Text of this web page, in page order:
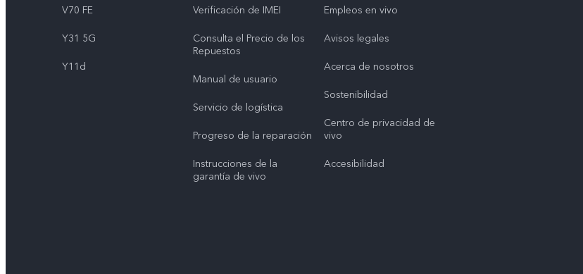
V70 FE
Y31 5G
Y11d
Verificación de IMEI
Consulta el Precio de los
Repuestos
Manual de usuario
Servicio de logística
Progreso de la reparación
Instrucciones de la
garantía de vivo
Empleos en vivo
Avisos legales
Acerca de nosotros
Sostenibilidad
Centro de privacidad de
vivo
Accesibilidad